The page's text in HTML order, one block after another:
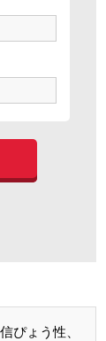
ぴょう性、